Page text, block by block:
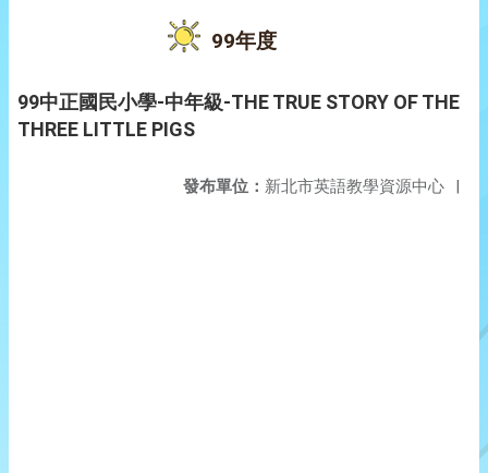
99年度
99中正國民小學-中年級-THE TRUE STORY OF THE
THREE LITTLE PIGS
發布單位： 新北市英語教學資源中心 |